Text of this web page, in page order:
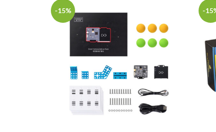
-15% -